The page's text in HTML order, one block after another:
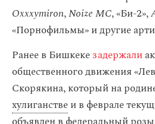
Oxxxymiron,Noize MC, «Би-2»,
«Порнофильмы» и другие
Ранее в Бишкекезадержали
общественного движения
Скорякина, который на
хулиганствеи в феврале